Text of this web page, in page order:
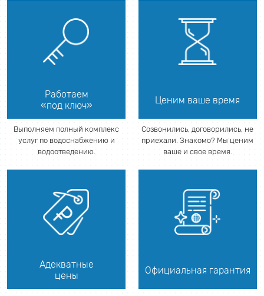
Работаем
«под ключ»
Выполняем полный комплекс
услуг по водоснабжению и
водоотведению.
Ценим ваше время
Созвонились, договорились, не
приехали. Знакомо? Мы ценим
ваше и свое время.
Адекватные
цены
Официальная гарантия